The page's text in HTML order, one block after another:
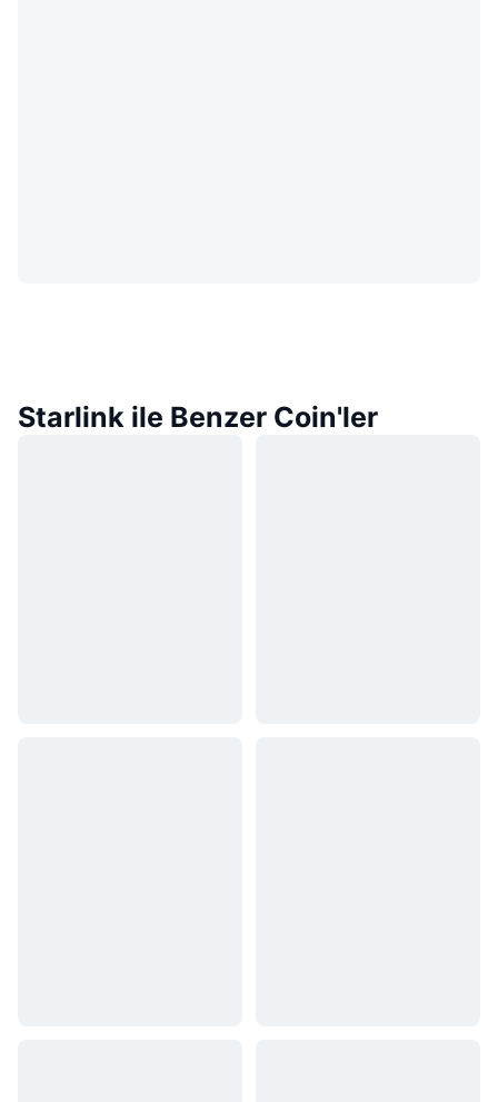
Starlink ile Benzer Coin'ler